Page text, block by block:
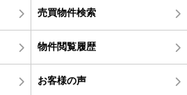
売買物件検索
物件閲覧履歴
お客様の声